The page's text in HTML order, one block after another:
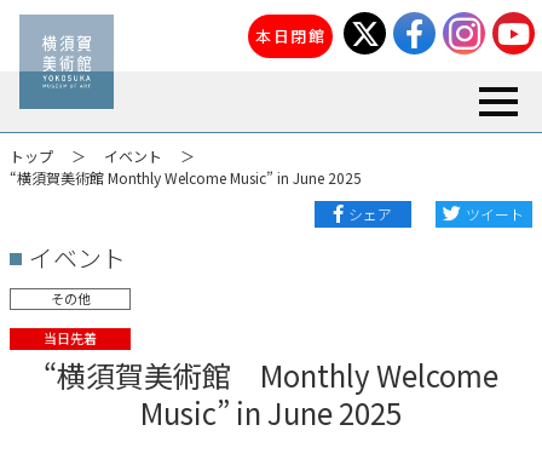
本日閉館
トップ
イベント
“横須賀美術館 Monthly Welcome Music” in June 2025
シェア
ツイート
イベント
その他
当日先着
“横須賀美術館 Monthly Welcome
Music” in June 2025